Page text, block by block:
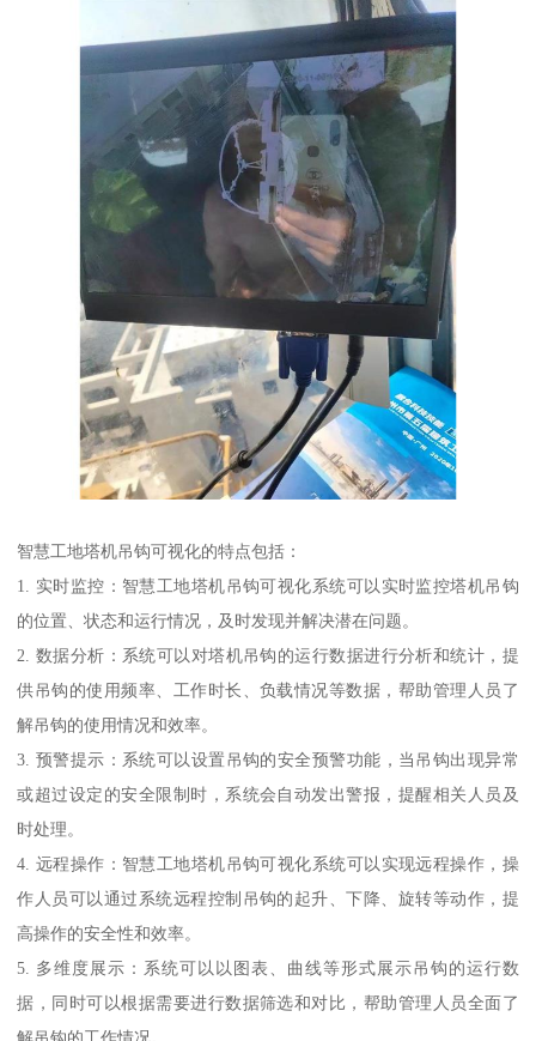
智慧工地塔机吊钩可视化的特点包括：
1. 实时监控：智慧工地塔机吊钩可视化系统可以实时监控塔机吊钩
的位置、状态和运行情况，及时发现并解决潜在问题。
2. 数据分析：系统可以对塔机吊钩的运行数据进行分析和统计，提
供吊钩的使用频率、工作时长、负载情况等数据，帮助管理人员了
解吊钩的使用情况和效率。
3. 预警提示：系统可以设置吊钩的安全预警功能，当吊钩出现异常
或超过设定的安全限制时，系统会自动发出警报，提醒相关人员及
时处理。
4. 远程操作：智慧工地塔机吊钩可视化系统可以实现远程操作，操
作人员可以通过系统远程控制吊钩的起升、下降、旋转等动作，提
高操作的安全性和效率。
5. 多维度展示：系统可以以图表、曲线等形式展示吊钩的运行数
据，同时可以根据需要进行数据筛选和对比，帮助管理人员全面了